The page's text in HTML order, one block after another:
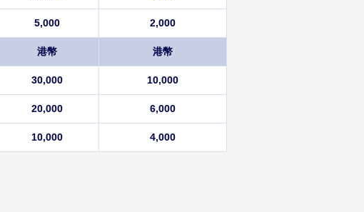
5,000 2,000
港幣 港幣
30,000 10,000
20,000 6,000
10,000 4,000